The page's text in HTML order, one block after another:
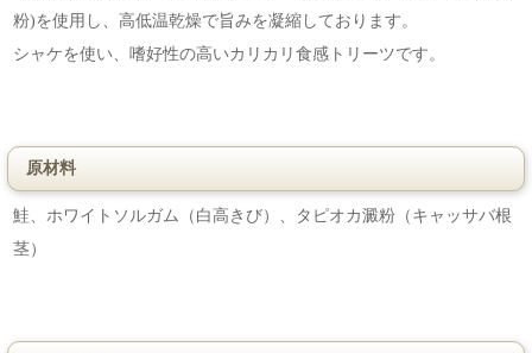
粉)を使用し、高低温乾燥で旨みを凝縮しております。
シャケを使い、嗜好性の高いカリカリ食感トリーツです。
原材料
鮭、ホワイトソルガム（白高きび）、タピオカ澱粉（キャッサバ根
茎）